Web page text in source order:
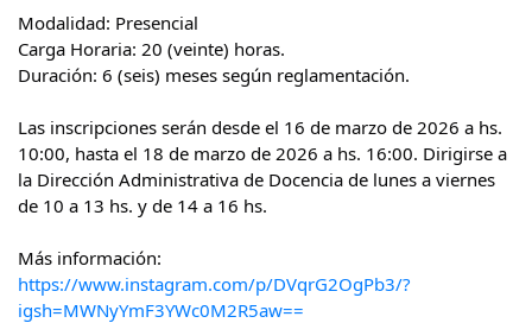
Modalidad: Presencial
Carga Horaria: 20 (veinte) horas.
Duración: 6 (seis) meses según reglamentación.
Las inscripciones serán desde el 16 de marzo de 2026 a hs.
10:00, hasta el 18 de marzo de 2026 a hs. 16:00. Dirigirse a
la Dirección Administrativa de Docencia de lunes a viernes
de 10 a 13 hs. y de 14 a 16 hs.
Más información:
https://www.instagram.com/p/DVqrG2OgPb3/?
igsh=MWNyYmF3YWc0M2R5aw==